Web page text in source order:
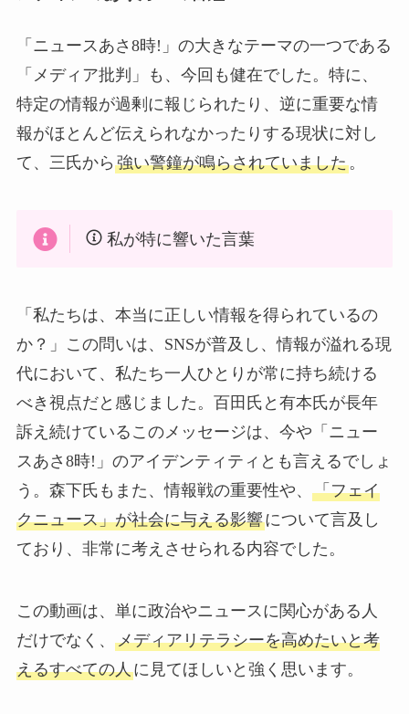
「ニュースあさ8時!」の大きなテーマの一つである
「メディア批判」も、今回も健在でした。特に、
特定の情報が過剰に報じられたり、逆に重要な情
報がほとんど伝えられなかったりする現状に対し
て、三氏から 強い警鐘が鳴らされていました。
私が特に響いた言葉
「私たちは、本当に正しい情報を得られているの
か？」この問いは、SNSが普及し、情報が溢れる現
代において、私たち一人ひとりが常に持ち続ける
べき視点だと感じました。百田氏と有本氏が長年
訴え続けているこのメッセージは、今や「ニュー
スあさ8時!」のアイデンティティとも言えるでしょ
う。森下氏もまた、情報戦の重要性や、 「フェイ
クニュース」が社会に与える影響について言及し
ており、非常に考えさせられる内容でした。
この動画は、単に政治やニュースに関心がある人
だけでなく、 メディアリテラシーを高めたいと考
えるすべての人に見てほしいと強く思います。